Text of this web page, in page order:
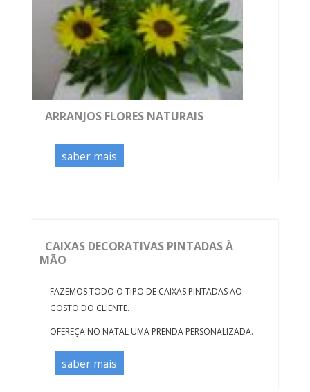
ARRANJOS FLORES NATURAIS
saber mais
CAIXAS DECORATIVAS PINTADAS À
MÃO
FAZEMOS TODO O TIPO DE CAIXAS PINTADAS AO
GOSTO DO CLIENTE.
OFEREÇA NO NATAL UMA PRENDA PERSONALIZADA.
saber mais